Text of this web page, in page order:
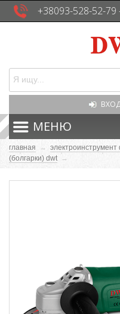
+38093-528-52-79
МЕНЮ
главная → электроинструмент
(болгарки) dwt →